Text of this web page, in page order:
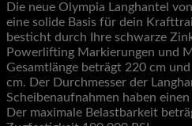
OB1
Menge
Die neue Olympia Langhantel
eine solide Basis für dein
besticht durch Ihre schwarze
Powerlifting Markierungen und
Gesamtlänge beträgt 220 cm
cm. Der Durchmesser der
Scheibenaufnahmen haben
Der maximale Belastbarkeit